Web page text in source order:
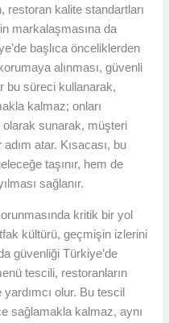
restoran kalite standartları
markalaşmasına da
başlıca önceliklerden
alınması, güvenli
bu süreci kullanarak,
kalmaz; onları
sunarak, müşteri
atar. Kısacası, bu
taşınır, hem de
sağlanır.
kritik bir yol
kültürü, geçmişin izlerini
güvenliği Türkiye’de
tescili, restoranların
olur. Bu tescil
sağlamakla kalmaz, aynı